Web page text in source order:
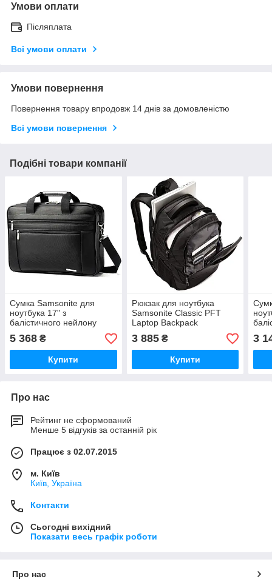
Умови оплати
Післяплата
Всі умови оплати
Умови повернення
Повернення товару впродовж 14 днів за домовленістю
Всі умови повернення
Подібні товари компанії
Сумка Samsonite для
ноутбука 17" з
балістичного нейлону
1680D
5 368 ₴
Купити
Рюкзак для ноутбука
Samsonite Classic PFT
Laptop Backpack
Checkpoint Friendly
3 885₴
Купити
3
Про нас
Рейтинг не сформований
Менше 5 відгуків за останній рік
Працює з 02.07.2015
м. Київ
Київ, Україна
Контакти
Сьогодні вихідний
Показати весь графік роботи
Про нас